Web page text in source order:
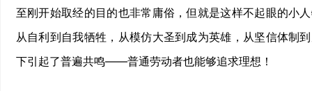
至刚开始取经的目的也非常庸俗，但就是这样不起眼的小
从自利到自我牺牲，从模仿大圣到成为英雄，从坚信体制
下引起了普遍共鸣——普通劳动者也能够追求理想！